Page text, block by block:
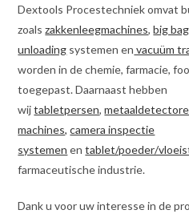
Dextools Procestechniek omvat
zoalszakkenleegmachines,big
unloading systemen en vacuüm
worden in de chemie, farmacie,
toegepast. Daarnaast hebben
wijtabletpersen,
machines, camera inspectie
systemen entablet/poeder/
farmaceutische industrie.
Dank u voor uw interesse in de